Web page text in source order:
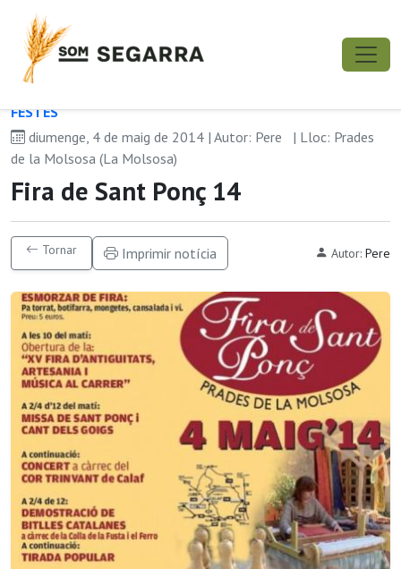
FESTES
diumenge, 4 de maig de 2014 | Autor: Pere
| Lloc: Prades
de la Molsosa (La Molsosa)
Fira de Sant Ponç 14
Tornar Imprimir notícia Autor: Pere